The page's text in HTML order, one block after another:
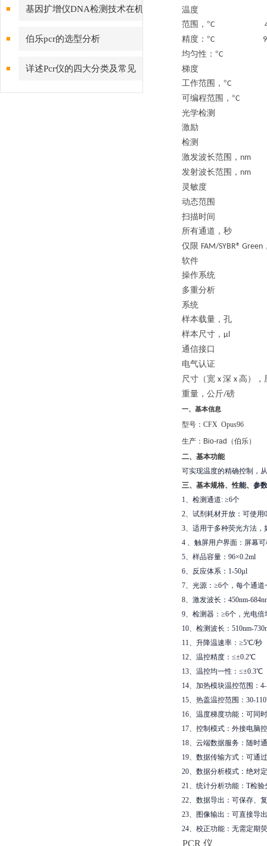
案的应用
基因扩增仪DNA检测技术在机
关破案的应用
伯乐pcr的选型分析
详述Pcr仪的四大分类及常见
问题解答
温度
范围， °C
精度： °C
均匀性： °C
梯度
工作范围， °C
可编程范围， °C
光学检测
激励
检测
激发波长范围，
发射波长范围，
灵敏度
动态范围
扫描时间
所有通道，秒
仅限 FAM/SYBR® Green
软件
操作系统
多重分析
系统
样本载量，孔
样本尺寸， µl
通信接口
电气认证
尺寸（宽 x 深 x 高），
重量，公斤/
一、基本信息
型号： CFX Opus96
生产： Bio-rad
（伯乐）
二、基本功能
可实现温度的精确控制，
三、基本规格、性能、参
1、检测通道: ≥6个
2、试剂耗材开放：可使用
3、适用于多种荧光方法，
4 、触屏用户界面：屏幕
5、样品容量：96×0.2ml
6、反应体系：1-50µl
7、光源：≥6个，每个通
8、激发波长：450nm-
9、检测器：≥6个，光电
10、检测波长：510nm-
11、升降温速率：≥5℃/秒
12、温控精度：≤±0.2℃
13、温控均一性：≤±0.3℃
14、加热模块温控范围：
15、热盖温控范围：30-
16、温度梯度功能：可同
17、控制模式：外接电脑
18、云端数据服务：随时
19、数据传输方式：可通
20、数据分析模式：绝对
21、统计分析功能：T检
22、数据导出：可保存、
23、图像输出：可直接导
24、校正功能：无需定期
PCR 仪